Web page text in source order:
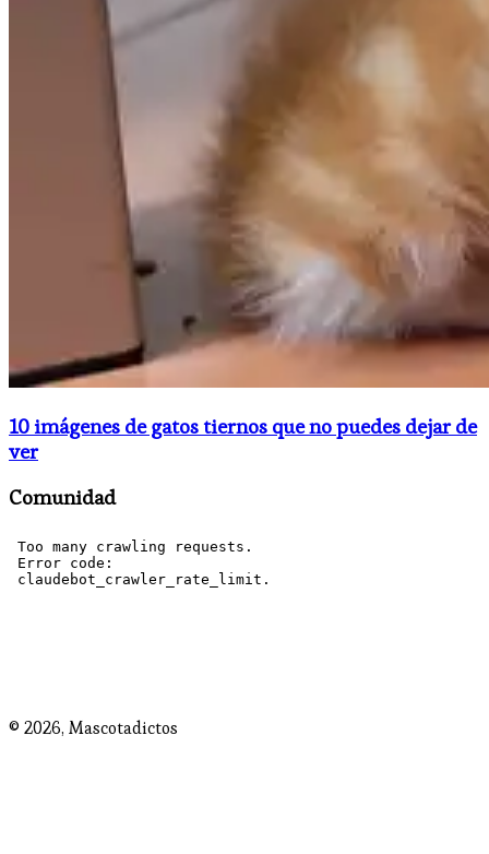
10 imágenes de gatos tiernos que no puedes dejar de
ver
Comunidad
© 2026, Mascotadictos